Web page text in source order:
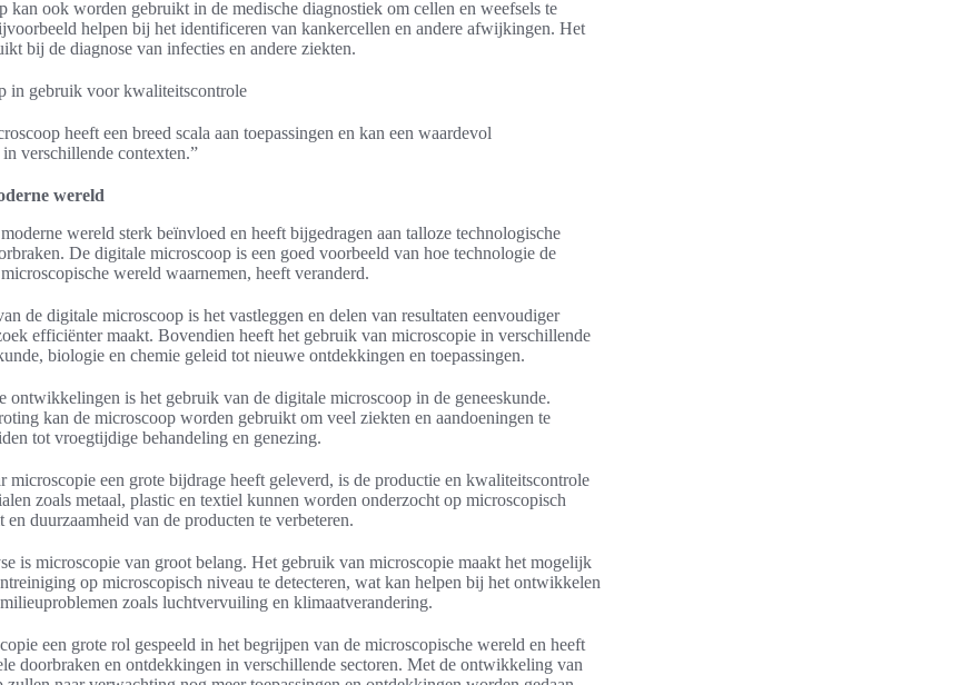
kan ook worden gebruikt in de medische diagnostiek om cellen en weefsels te
helpen bij het identificeren van kankercellen en andere afwijkingen. Het
bij de diagnose van infecties en andere ziekten.
heeft een breed scala aan toepassingen en kan een waardevol
verschillende contexten.”
wereld
wereld sterk beïnvloed en heeft bijgedragen aan talloze technologische
De digitale microscoop is een goed voorbeeld van hoe technologie de
wereld waarnemen, heeft veranderd.
de digitale microscoop is het vastleggen en delen van resultaten eenvoudiger
efficiënter maakt. Bovendien heeft het gebruik van microscopie in verschillende
biologie en chemie geleid tot nieuwe ontdekkingen en toepassingen.
ontwikkelingen is het gebruik van de digitale microscoop in de geneeskunde.
kan de microscoop worden gebruikt om veel ziekten en aandoeningen te
tot vroegtijdige behandeling en genezing.
microscopie een grote bijdrage heeft geleverd, is de productie en kwaliteitscontrole
zoals metaal, plastic en textiel kunnen worden onderzocht op microscopisch
duurzaamheid van de producten te verbeteren.
is microscopie van groot belang. Het gebruik van microscopie maakt het mogelijk
op microscopisch niveau te detecteren, wat kan helpen bij het ontwikkelen
zoals luchtvervuiling en klimaatverandering.
een grote rol gespeeld in het begrijpen van de microscopische wereld en heeft
doorbraken en ontdekkingen in verschillende sectoren. Met de ontwikkeling van